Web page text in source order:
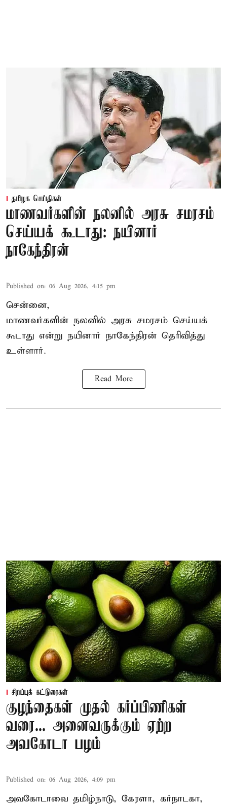
தமிழக செய்திகள்
மாணவர்களின் நலனில் அரசு சமரசம்
செய்யக் கூடாது: நயினார்
நாகேந்திரன்
Published on: 06 Aug 2026, 4:15 pm
சென்னை,
மாணவர்களின் நலனில் அரசு சமரசம் செய்யக்
கூடாது என்று நயினார் நாகேந்திரன் தெரிவித்து
உள்ளார்.
Read More
சிறப்புக் கட்டுரைகள்
குழந்தைகள் முதல் கர்ப்பிணிகள்
வரை... அனைவருக்கும் ஏற்ற
அவகோடா பழம்
Published on: 06 Aug 2026, 4:09 pm
அவகோடாவை தமிழ்நாடு, கேரளா, கர்நாடகா,